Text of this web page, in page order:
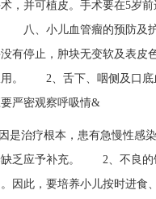
，并可植皮。手术要在5岁
八、小儿血管瘤的预防
有停止，肿块无变软及表皮
用。 2、舌下、咽侧及口底
严密观察呼吸情&
是治疗根本，患有急慢性感
缺乏应予补充。 2、不良的
因此，要培养小儿按时进食